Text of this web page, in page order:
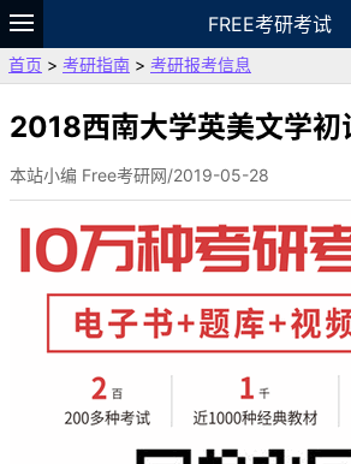
FREE考研考试
题库
故事 专题 APP
VIP
资料
首页 > 考研指南 > 考研报考信息
2018西南大学英美文学初
本站小编 Free考研网/2019-05-28